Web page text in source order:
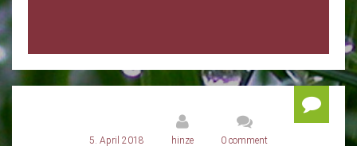
5. April 2018 hinze 0 comment